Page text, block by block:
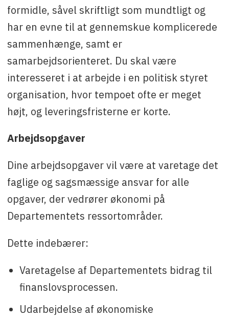
formidle, såvel skriftligt som mundtligt og
har en evne til at gennemskue komplicerede
sammenhænge, samt er
samarbejdsorienteret. Du skal være
interesseret i at arbejde i en politisk styret
organisation, hvor tempoet ofte er meget
højt, og leveringsfristerne er korte.
Arbejdsopgaver
Dine arbejdsopgaver vil være at varetage det
faglige og sagsmæssige ansvar for alle
opgaver, der vedrører økonomi på
Departementets ressortområder.
Dette indebærer:
Varetagelse af Departementets bidrag til
finanslovsprocessen.
Udarbejdelse af økonomiske